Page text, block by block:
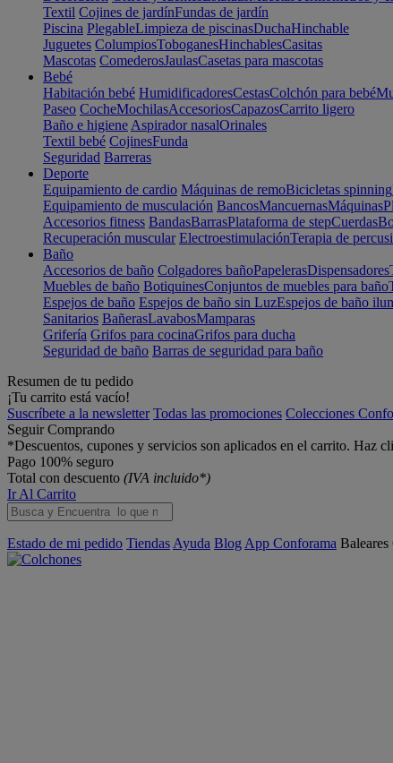
Textil Cojines de jardínFundas de jardín
Piscina PlegableLimpieza de piscinasDuchaHinchable
Juguetes ColumpiosToboganesHinchablesCasitas
Mascotas ComederosJaulasCasetas para mascotas
Bebé
Habitación bebé HumidificadoresCestasColchón para bebé
Paseo CocheMochilasAccesoriosCapazosCarrito ligero
Baño e higiene Aspirador nasalOrinales
Textil bebé CojinesFunda
Seguridad Barreras
Deporte
Equipamiento de cardio Máquinas de remoBicicletas spinning
Equipamiento de musculación BancosMancuernasMáquinas
Accesorios fitness BandasBarrasPlataforma de stepCuerdas
Recuperación muscular ElectroestimulaciónTerapia de
Baño
Accesorios de baño Colgadores bañoPapelerasDispensadores
Muebles de baño BotiquinesConjuntos de muebles para baño
Espejos de baño Espejos de baño sin LuzEspejos de baño
Sanitarios BañerasLavabosMamparas
Grifería Grifos para cocinaGrifos para ducha
Seguridad de baño Barras de seguridad para baño
Resumen de tu pedido
¡Tu carrito está vacío!
Suscríbete a la newsletter Todas las promociones Colecciones
Seguir Comprando
*Descuentos, cupones y servicios son aplicados en el carrito. Haz
Pago 100% seguro
Total con descuento (IVA incluido*)
Ir Al Carrito
Estado de mi pedido Tiendas Ayuda Blog App Conforama Baleares